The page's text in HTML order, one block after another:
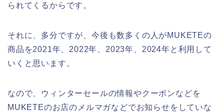
られてくるからです。
それに、多分ですが、今後も数多くの人がMUKETEの
商品を2021年、2022年、2023年、2024年と利用して
いくと思います。
なので、ウィンターセールの情報やクーポンなどを
MUKETEのお店のメルマガなどでお知らせをしていな